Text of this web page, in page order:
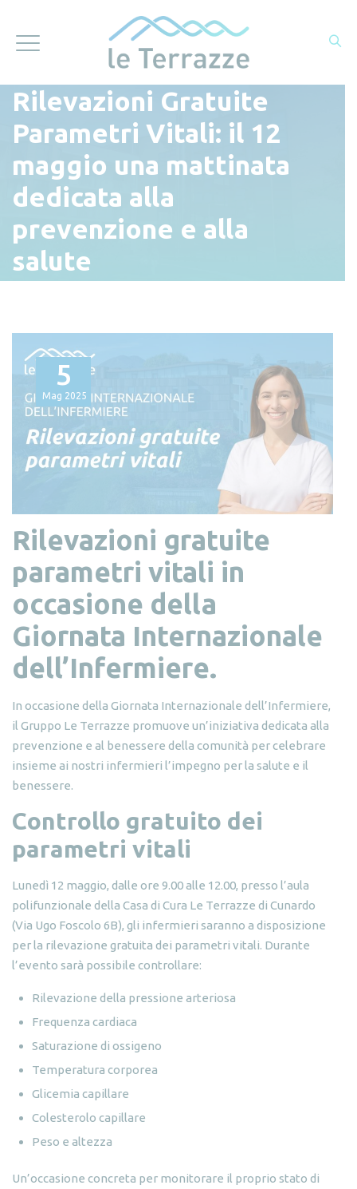
Rilevazioni Gratuite
Parametri Vitali: il 12
maggio una mattinata
dedicata alla
prevenzione e alla
salute
5
Mag 2025
Rilevazioni gratuite
parametri vitali in
occasione della
Giornata Internazionale
dell’Infermiere.
In occasione della Giornata Internazionale dell’Infermiere,
il Gruppo Le Terrazze promuove un’iniziativa dedicata alla
prevenzione e al benessere della comunità per celebrare
insieme ai nostri infermieri l’impegno per la salute e il
benessere.
Controllo gratuito dei
parametri vitali
Lunedì 12 maggio, dalle ore 9.00 alle 12.00, presso l’aula
polifunzionale della Casa di Cura Le Terrazze di Cunardo
(Via Ugo Foscolo 6B), gli infermieri saranno a disposizione
per la rilevazione gratuita dei parametri vitali. Durante
l’evento sarà possibile controllare:
Rilevazione della pressione arteriosa
Frequenza cardiaca
Saturazione di ossigeno
Temperatura corporea
Glicemia capillare
Colesterolo capillare
Peso e altezza
Un’occasione concreta per monitorare il proprio stato di